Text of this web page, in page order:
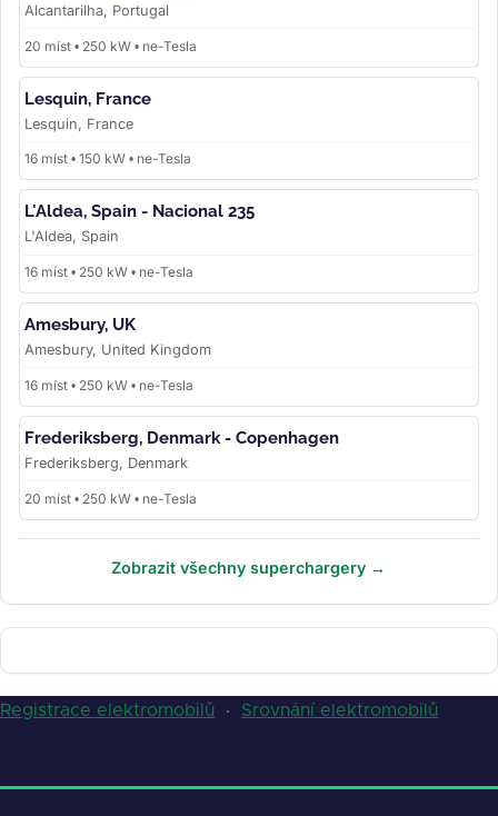
Alcantarilha, Portugal
20 míst • 250 kW • ne-Tesla
Lesquin, France
Lesquin, France
16 míst • 150 kW • ne-Tesla
L'Aldea, Spain - Nacional 235
L'Aldea, Spain
16 míst • 250 kW • ne-Tesla
Amesbury, UK
Amesbury, United Kingdom
16 míst • 250 kW • ne-Tesla
Frederiksberg, Denmark - Copenhagen
Frederiksberg, Denmark
20 míst • 250 kW • ne-Tesla
Zobrazit všechny superchargery →
Registrace elektromobilů · Srovnání elektromobilů